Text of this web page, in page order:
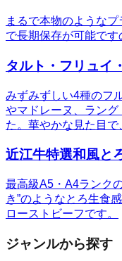
まるで本物のような
で長期保存が可能です
タルト・フリュイ
みずみずしい4種のフ
やマドレーヌ、ラン
た。華やかな見た目で
近江牛特選和風と
最高級A5・A4ランク
き”のようなとろ生食
ローストビーフです。
ジャンルから探す